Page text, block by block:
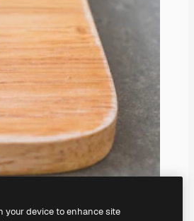
your device to enhance site